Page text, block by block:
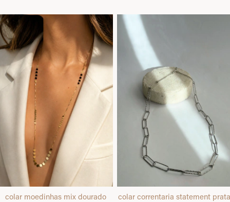
colar moedinhas mix dourado colar correntaria statement